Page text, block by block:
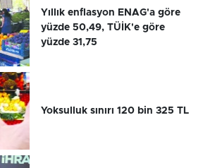
Yıllık enflasyon ENAG'a göre
yüzde 50,49, TÜİK'e göre
yüzde 31,75
Yoksulluk sınırı 120 bin 325 TL